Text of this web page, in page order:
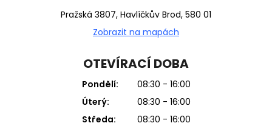
Pražská 3807, Havlíčkův Brod, 580 01
Zobrazit na mapách
OTEVÍRACÍ DOBA
Pondělí:
08:30 - 16:00
Úterý:
08:30 - 16:00
Středa:
08:30 - 16:00